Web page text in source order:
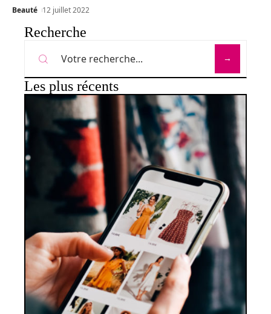
Beauté 12 juillet 2022
Recherche
Les plus récents